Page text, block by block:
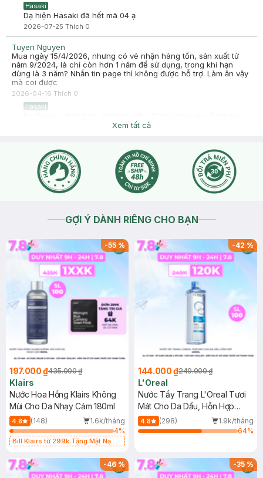
Hasaki
Dạ hiện Hasaki đã hết mã 04 ạ
2026-07-25 Thích 0
Tuyen Nguyen
Mua ngày 15/4/2026, nhưng có vẻ nhận hàng tồn, sản xuất từ
năm 9/2024, là chỉ còn hơn 1 năm để sử dụng, trong khi hạn
dùng là 3 năm? Nhắn tin page thì không được hỗ trợ. Làm ăn vậy
mà coi được
2026-04-16 Thích 0
Hasaki
hoặc Zalo giúp mình để Hasaki hỗ trợ bạn cụ thể hơn ạ
Xem tất cả
GỢI Ý DÀNH RIÊNG CHO BẠN
-55%
197.000 ₫435.000 ₫
Klairs
Nước Hoa Hồng Klairs Không
Mùi Cho Da Nhạy Cảm 180ml
4.8 (148)
1.6k/tháng
4%
Bill Klairs từ 299k Tặng Mặt Nạ
25ml (SL Có Hạn)
-42%
144.000 ₫249.000 ₫
L'Oreal
Nước Tẩy Trang L'Oreal Tươi
Mát Cho Da Dầu, Hỗn Hợp
400ml
4.8 (298)
1.9k/tháng
64%
-46% -35%